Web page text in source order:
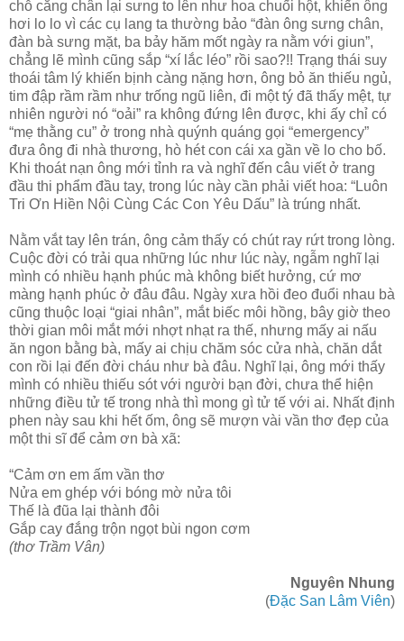
chỗ cẳng chân lại sưng to lên như hoa chuối hột, khiến ông
hơi lo lo vì các cụ lang ta thường bảo “đàn ông sưng chân,
đàn bà sưng mặt, ba bảy hăm mốt ngày ra nằm với giun”,
chẳng lẽ mình cũng sắp “xí lắc léo” rồi sao?!! Trạng thái suy
thoái tâm lý khiến bịnh càng nặng hơn, ông bỏ ăn thiếu ngủ,
tim đập rầm rầm như trống ngũ liên, đi một tý đã thấy mệt, tự
nhiên người nó “oải” ra không đứng lên được, khi ấy chỉ có
“mẹ thằng cu” ở trong nhà quýnh quáng gọi “emergency”
đưa ông đi nhà thương, hò hét con cái xa gần về lo cho bố.
Khi thoát nạn ông mới tỉnh ra và nghĩ đến câu viết ở trang
đầu thi phẩm đầu tay, trong lúc này cần phải viết hoa: “Luôn
Tri Ơn Hiền Nội Cùng Các Con Yêu Dấu” là trúng nhất.
Nằm vắt tay lên trán, ông cảm thấy có chút ray rứt trong lòng.
Cuộc đời có trải qua những lúc như lúc này, ngẫm nghĩ lại
mình có nhiều hạnh phúc mà không biết hưởng, cứ mơ
màng hạnh phúc ở đâu đâu. Ngày xưa hồi đeo đuổi nhau bà
cũng thuộc loại “giai nhân”, mắt biếc môi hồng, bây giờ theo
thời gian môi mắt mới nhợt nhạt ra thế, nhưng mấy ai nấu
ăn ngon bằng bà, mấy ai chịu chăm sóc cửa nhà, chăn dắt
con rồi lại đến đời cháu như bà đâu. Nghĩ lại, ông mới thấy
mình có nhiều thiếu sót với người bạn đời, chưa thể hiện
những điều tử tế trong nhà thì mong gì tử tế với ai. Nhất định
phen này sau khi hết ốm, ông sẽ mượn vài vần thơ đẹp của
một thi sĩ để cảm ơn bà xã:
“Cảm ơn em ấm vần thơ
Nửa em ghép với bóng mờ nửa tôi
Thế là đũa lại thành đôi
Gắp cay đắng trộn ngọt bùi ngon cơm
(thơ Trầm Vân)
Nguyên Nhung
(Đặc San Lâm Viên)